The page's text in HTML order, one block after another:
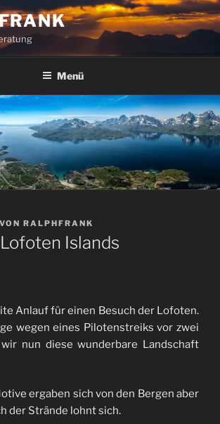
Menü
VON RALPHFRANK
Islands
Anlauf für einen Besuch der Lofoten.
wegen eines Pilotenstreiks vor zwei
wir nun diese wunderbare Landschaft
ergaben sich von den Bergen aber
der Strände lohnt sich.